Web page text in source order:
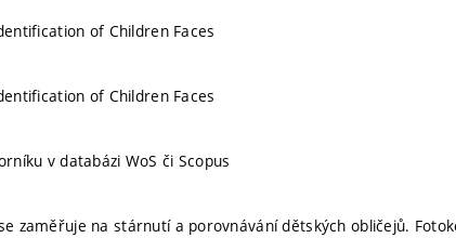
of Children Faces
of Children Faces
v databázi WoS či Scopus
zaměřuje na stárnutí a porovnávání dětských obličejů.